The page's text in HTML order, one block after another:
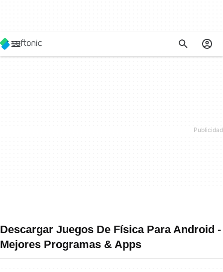
Descargar Juegos De Física Para Android -
Mejores Programas & Apps